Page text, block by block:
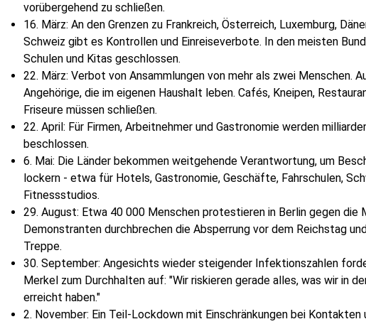
vorübergehend zu schließen.
16. März: An den Grenzen zu Frankreich, Österreich, Luxemburg,
Schweiz gibt es Kontrollen und Einreiseverbote. In den meisten
Schulen und Kitas geschlossen.
22. März: Verbot von Ansammlungen von mehr als zwei Menschen.
Angehörige, die im eigenen Haushalt leben. Cafés, Kneipen,
Friseure müssen schließen.
22. April: Für Firmen, Arbeitnehmer und Gastronomie werden
beschlossen.
6. Mai: Die Länder bekommen weitgehende Verantwortung, um
lockern - etwa für Hotels, Gastronomie, Geschäfte, Fahrschulen,
Fitnessstudios.
29. August: Etwa 40 000 Menschen protestieren in Berlin gegen die
Demonstranten durchbrechen die Absperrung vor dem Reichstag
Treppe.
30. September: Angesichts wieder steigender Infektionszahlen
Merkel zum Durchhalten auf: "Wir riskieren gerade alles, was wir in
erreicht haben."
2. November: Ein Teil-Lockdown mit Einschränkungen bei Kontakten